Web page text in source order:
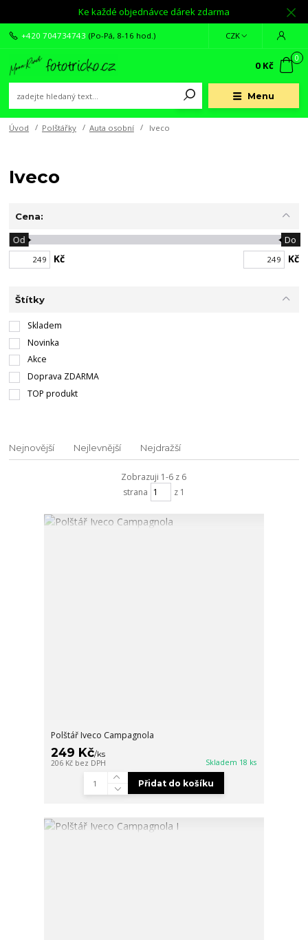
Ke každé objednávce dárek zdarma
Menu
CZK
+420 704734743 (Po-Pá, 8-16 hod.)
0
0 Kč
Úvod Polštářky Auta osobní Iveco
Iveco
Cena:
Kč
Od Do
Kč
Štítky
Skladem
Novinka
Akce
Doprava ZDARMA
TOP produkt
Nejnovější Nejlevnější Nejdražší
Zobrazuji 1-6 z 6
strana
z 1
Polštář Iveco Campagnola
249 Kč/ks
206 Kč bez DPH Skladem 18 ks
Přidat do košíku